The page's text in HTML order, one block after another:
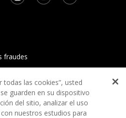
fraudes
todas las cookies”, usted
guarden en su dispositivo
del sitio, analizar el uso
nuestros estudios para